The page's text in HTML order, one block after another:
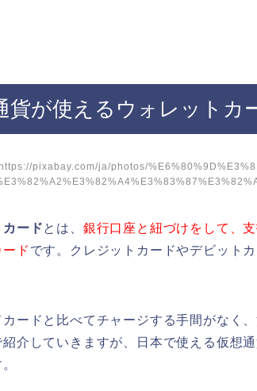
貨が使えるウォレットカ
https://pixabay.com/ja/photos/
カードとは、 銀行口座と紐づけをして、
ド です。クレジットカードやデビット
カードと比べてチャージする手間がなく
介していきますが、日本で使える仮想